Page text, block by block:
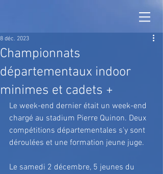
Championnats
départementaux indoor
minimes et cadets +
8 déc. 2023
Le week-end dernier était un week-end
chargé au stadium Pierre Quinon. Deux
compétitions départementales s'y sont
déroulées et une formation jeune juge.
Le samedi 2 décembre, 5 jeunes du